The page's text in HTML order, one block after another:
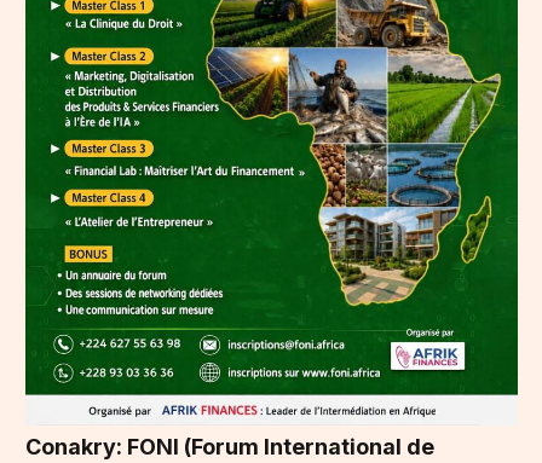
Conakry: FONI (Forum International de